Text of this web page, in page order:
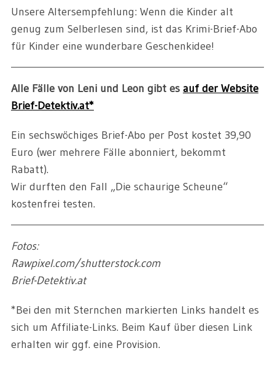
Unsere Altersempfehlung: Wenn die Kinder alt
genug zum Selberlesen sind, ist das Krimi-Brief-Abo
für Kinder eine wunderbare Geschenkidee!
Alle Fälle von Leni und Leon gibt es auf der Website
Brief-Detektiv.at*
Ein sechswöchiges Brief-Abo per Post kostet 39,90
Euro (wer mehrere Fälle abonniert, bekommt
Rabatt).
Wir durften den Fall „Die schaurige Scheune“
kostenfrei testen.
Fotos:
Rawpixel.com/shutterstock.com
Brief-Detektiv.at
*Bei den mit Sternchen markierten Links handelt es
sich um Affiliate-Links. Beim Kauf über diesen Link
erhalten wir ggf. eine Provision.